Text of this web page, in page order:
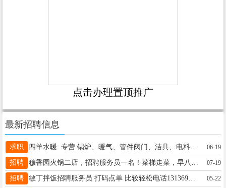
点击办理置顶推广
最新招聘信息
求职 四羊水暖: 专营:锅炉、暖气、管件阀门、洁具、电料。房屋改水、改电、水暖一站式服务 用料实在，手艺放心 价格透明，售后无忧 电话微信号:13763744627。 06-19
招聘 07-19
招聘 敏丁拌饭招聘服务员 打码点单 比较轻松电话13136923169 05-22